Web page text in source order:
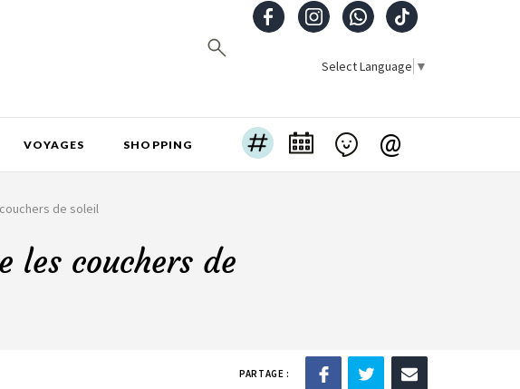
Select Language ▼
VOYAGES SHOPPING @
de soleil
les couchers de
PARTAGE :